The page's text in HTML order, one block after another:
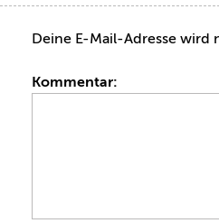
Deine E-Mail-Adresse
Kommentar: